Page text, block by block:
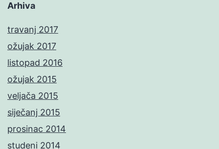
Arhiva
travanj 2017
ožujak 2017
listopad 2016
ožujak 2015
veljača 2015
siječanj 2015
prosinac 2014
studeni 2014